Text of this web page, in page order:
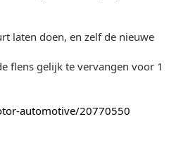
laten doen, en zelf de nieuwe
flens gelijk te vervangen voor 1
automotive/20770550